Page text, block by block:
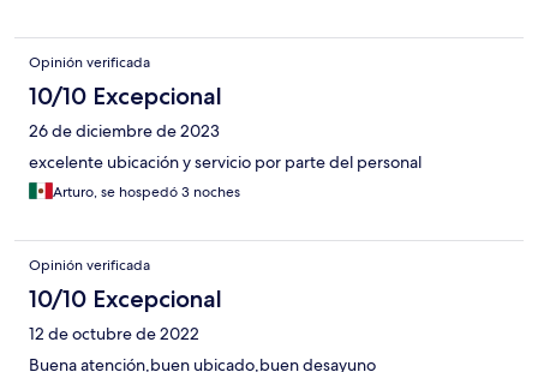
Opinión verificada
10/10 Excepcional
26 de diciembre de 2023
excelente ubicación y servicio por parte del personal
Arturo, se hospedó 3 noches
Opinión verificada
10/10 Excepcional
12 de octubre de 2022
Buena atención,buen ubicado,buen desayuno